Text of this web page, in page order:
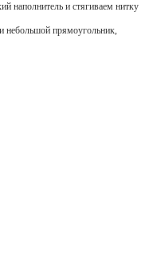
наполнитель и стягиваем нитку
небольшой прямоугольник,